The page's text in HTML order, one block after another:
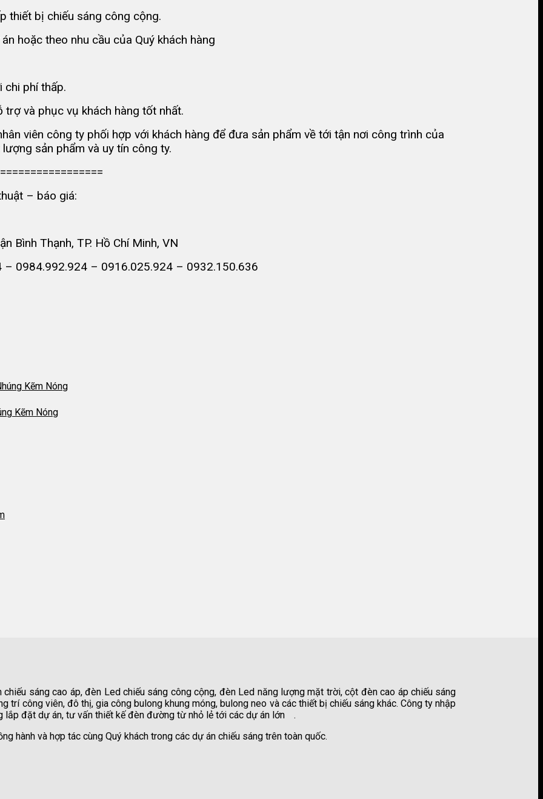
thiết bị chiếu sáng công cộng.
hoặc theo nhu cầu của Quý khách hàng
chi phí thấp.
và phục vụ khách hàng tốt nhất.
viên công ty phối hợp với khách hàng để đưa sản phẩm về tới tận nơi công trình của
sản phẩm và uy tín công ty.
– báo giá:
Bình Thạnh, TP. Hồ Chí Minh, VN
0984.992.924 – 0916.025.924 – 0932.150.636
Kẽm Nóng
sáng cao áp, đèn Led chiếu sáng công cộng, đèn Led năng lượng mặt trời, cột đèn cao áp chiếu sáng
trí công viên, đô thị, gia công bulong khung móng, bulong neo và các thiết bị chiếu sáng khác. Công ty nhập
đặt dự án, tư vấn thiết kế đèn đường từ nhỏ lẻ tới các dự án lớn
.
hành và hợp tác cùng Quý khách trong các dự án chiếu sáng trên toàn quốc.